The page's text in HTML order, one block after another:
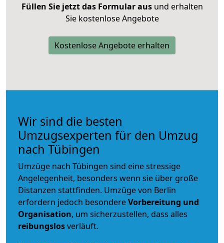
Füllen Sie jetzt das Formular ausund erhalten
Sie kostenlose Angebote
Kostenlose Angebote erhalten
Wir sind die besten
Umzugsexperten für den Umzug
nach Tübingen
Umzüge nach Tübingen sind eine stressige
Angelegenheit, besonders wenn sie über große
Distanzen stattfinden. Umzüge von Berlin
erfordern jedoch besondereVorbereitung und
Organisation, um sicherzustellen, dass alles
reibungslosverläuft.